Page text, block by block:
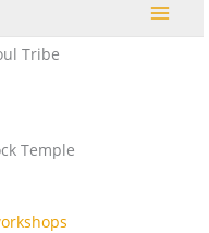
Tribe
Temple